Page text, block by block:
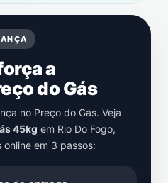
a
do Gás
no Preço do Gás. Veja
45kg em Rio Do Fogo,
em 3 passos: